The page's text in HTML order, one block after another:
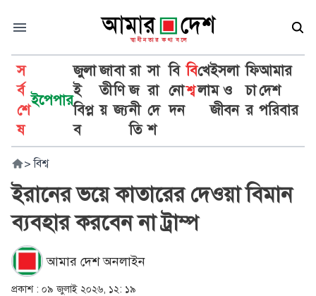
স
র্ব
শে
ষ
ইপেপার
জুলা
ই
বিপ্ল
ব
জা
তী
য়
বা
ণি
জ্য
রা
জ
নী
তি
সা
রা
দে
শ
বি
নো
দন
বি
শ্ব
খে
লা
ইসলা
ম ও
জীবন
ফি
চা
র
আমার
দেশ
পরিবার
> বিশ্ব
ইরানের ভয়ে কাতারের দেওয়া বিমান
ব্যবহার করবেন না ট্রাম্প
আমার দেশ অনলাইন
প্রকাশ : ০৯ জুলাই ২০২৬, ১২: ১৯